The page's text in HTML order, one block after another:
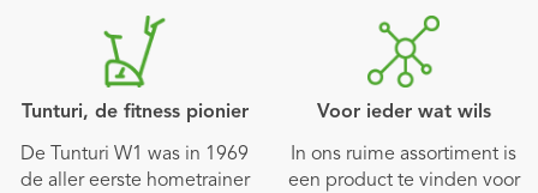
Tunturi, de fitness pionier
De Tunturi W1 was in 1969
de aller eerste hometrainer
Voor ieder wat wils
In ons ruime assortiment is
een product te vinden voor